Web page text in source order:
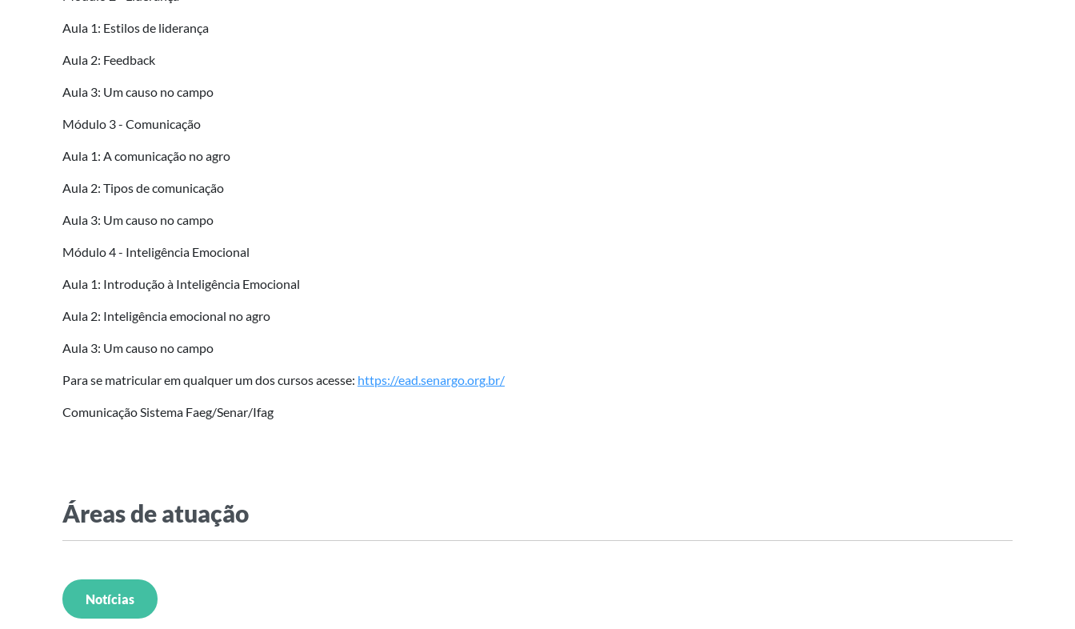
Aula 1: Estilos de liderança
Aula 2: Feedback
Aula 3: Um causo no campo
Módulo 3 - Comunicação
Aula 1: A comunicação no agro
Aula 2: Tipos de comunicação
Aula 3: Um causo no campo
Módulo 4 - Inteligência Emocional
Aula 1: Introdução à Inteligência Emocional
Aula 2: Inteligência emocional no agro
Aula 3: Um causo no campo
Para se matricular em qualquer um dos cursos acesse: https://ead.senargo.org.br/
Comunicação Sistema Faeg/Senar/Ifag
Áreas de atuação
Notícias